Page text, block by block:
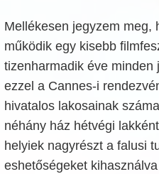
Mellékesen jegyzem meg,
működik egy kisebb
tizenharmadik éve minden
ezzel a Cannes-i
hivatalos lakosainak
néhány ház hétvégi
helyiek nagyrészt a falusi
eshetőségeket